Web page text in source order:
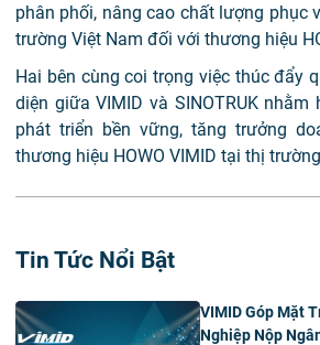
phân phối, nâng cao chất lượng phục
trường Việt Nam đối với thương hiệu
Hai bên cùng coi trọng việc thúc đẩy
diện giữa VIMID và SINOTRUK
phát triển bền vững, tăng trưởng
thương hiệu HOWO VIMID tại thị
Tin Tức Nổi Bật
VIMID Góp Mặt
Nghiệp Nộp